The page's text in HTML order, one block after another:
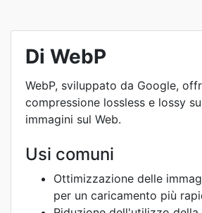
Di WebP
WebP, sviluppato da Google,
compressione lossless e lossy
immagini sul Web.
Usi comuni
Ottimizzazione delle
per un caricamento più